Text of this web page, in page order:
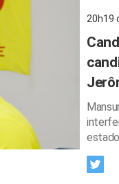
20h19
estado